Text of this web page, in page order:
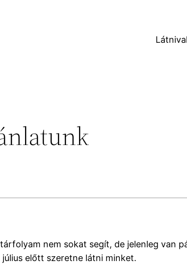
nem sokat segít, de jelenleg van
július előtt szeretne látni minket.